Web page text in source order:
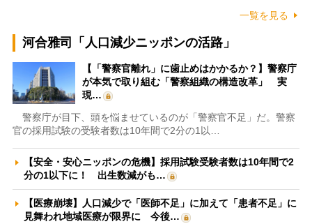
一覧を見る
河合雅司「人口減少ニッポンの活路」
【「警察官離れ」に歯止めはかかるか？】警察庁
が本気で取り組む「警察組織の構造改革」 実
現…
警察庁が目下、頭を悩ませているのが「警察官不足」だ。警察
官の採用試験の受験者数は10年間で2分の1以…
【安全・安心ニッポンの危機】採用試験受験者数は10年間で2
分の1以下に！ 出生数減がも…
【医療崩壊】人口減少で「医師不足」に加えて「患者不足」に
見舞われ地域医療が限界に 今後…